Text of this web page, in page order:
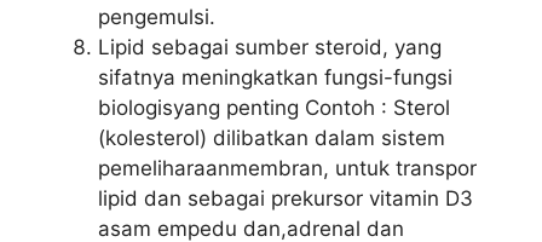
pengemulsi.
Lipid sebagai sumber steroid, yang
sifatnya meningkatkan fungsi-fungsi
biologisyang penting Contoh : Sterol
(kolesterol) dilibatkan dalam sistem
pemeliharaanmembran, untuk transpor
lipid dan sebagai prekursor vitamin D3
asam empedu dan,adrenal dan